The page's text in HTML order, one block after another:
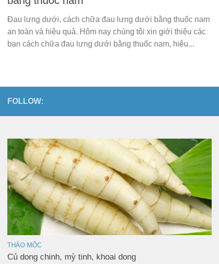
Đau lưng dưới, cách chữa đau lưng dưới bằng thuốc nam
an toàn và hiệu quả. Hôm nay chúng tôi xin giới thiệu các
bạn cách chữa đau lưng dưới bằng thuốc nam, hiệu...
FOLLOW:
THẢO MỘC
Củ dong chinh, mỳ tinh, khoai dong